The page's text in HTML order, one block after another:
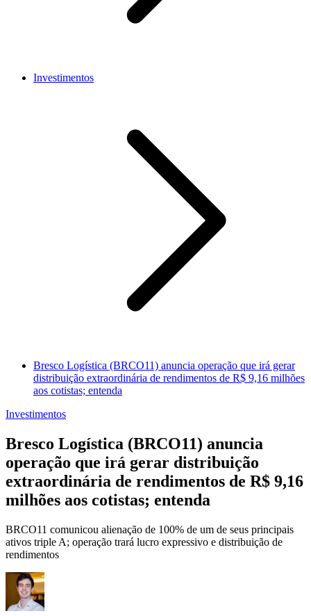
Investimentos
Bresco Logística (BRCO11) anuncia operação que irá gerar
distribuição extraordinária de rendimentos de R$ 9,16 milhões
aos cotistas; entenda
Investimentos
Bresco Logística (BRCO11) anuncia
operação que irá gerar distribuição
extraordinária de rendimentos de R$ 9,16
milhões aos cotistas; entenda
BRCO11 comunicou alienação de 100% de um de seus principais
ativos triple A; operação trará lucro expressivo e distribuição de
rendimentos